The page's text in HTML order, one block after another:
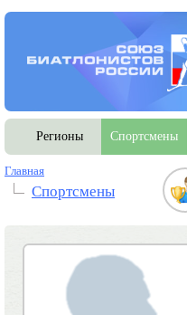
Регионы Спортсмены
Главная
Спортсмены